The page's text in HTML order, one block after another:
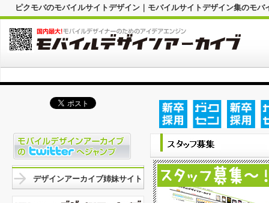
ピクモバのモバイルサイトデザイン｜モバイルサイトデザイン集のモ
デザインアーカイブ姉妹サイト